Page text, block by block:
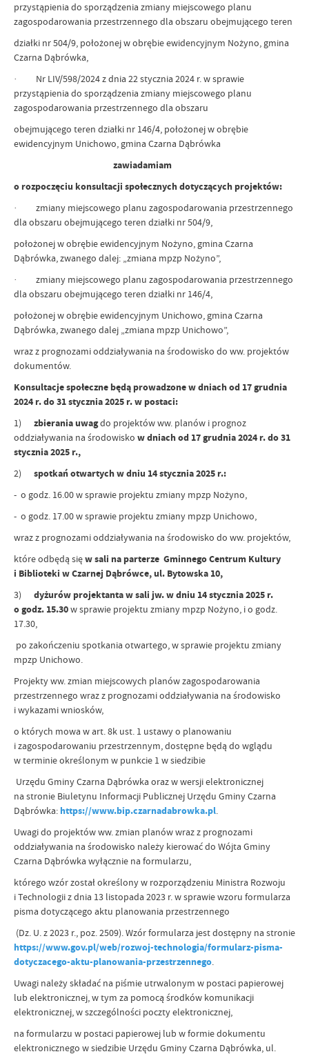
przystąpienia do sporządzenia zmiany miejscowego planu
zagospodarowania przestrzennego dla obszaru obejmującego teren
działki nr 504/9, położonej w obrębie ewidencyjnym Nożyno, gmina
Czarna Dąbrówka,
· Nr LIV/598/2024 z dnia 22 stycznia 2024 r. w sprawie
przystąpienia do sporządzenia zmiany miejscowego planu
zagospodarowania przestrzennego dla obszaru
obejmującego teren działki nr 146/4, położonej w obrębie
ewidencyjnym Unichowo, gmina Czarna Dąbrówka
zawiadamiam
o rozpoczęciu konsultacji społecznych dotyczących projektów:
· zmiany miejscowego planu zagospodarowania przestrzennego
dla obszaru obejmującego teren działki nr 504/9,
położonej w obrębie ewidencyjnym Nożyno, gmina Czarna
Dąbrówka, zwanego dalej: „zmiana mpzp Nożyno”,
· zmiany miejscowego planu zagospodarowania przestrzennego
dla obszaru obejmującego teren działki nr 146/4,
położonej w obrębie ewidencyjnym Unichowo, gmina Czarna
Dąbrówka, zwanego dalej „zmiana mpzp Unichowo”,
wraz z prognozami oddziaływania na środowisko do ww. projektów
dokumentów.
Konsultacje społeczne będą prowadzone w dniach od 17 grudnia
2024 r. do 31 stycznia 2025 r. w postaci:
1) zbierania uwagdo projektów ww. planów i prognoz
oddziaływania na środowisko w dniach od 17 grudnia 2024 r. do 31
stycznia 2025 r.,
2) spotkań otwartych w dniu 14 stycznia 2025 r.:
- o godz. 16.00 w sprawie projektu zmiany mpzp Nożyno,
- o godz. 17.00 w sprawie projektu zmiany mpzp Unichowo,
wraz z prognozami oddziaływania na środowisko do ww. projektów,
które odbędą sięw sali na parterze Gminnego Centrum Kultury
i Biblioteki w Czarnej Dąbrówce, ul. Bytowska 10,
3) dyżurów projektanta w sali jw. w dniu 14 stycznia 2025 r.
o godz. 15.30w sprawie projektu zmiany mpzp Nożyno, i o godz.
17.30,
po zakończeniu spotkania otwartego, w sprawie projektu zmiany
mpzp Unichowo.
Projekty ww. zmian miejscowych planów zagospodarowania
przestrzennego wraz z prognozami oddziaływania na środowisko
i wykazami wniosków,
o których mowa w art. 8k ust. 1 ustawy o planowaniu
i zagospodarowaniu przestrzennym, dostępne będą do wglądu
w terminie określonym w punkcie 1 w siedzibie
Urzędu Gminy Czarna Dąbrówka oraz w wersji elektronicznej
na stronie Biuletynu Informacji Publicznej Urzędu Gminy Czarna
Dąbrówka: https://www.bip.czarnadabrowka.pl.
Uwagi do projektów ww. zmian planów wraz z prognozami
oddziaływania na środowisko należy kierować do Wójta Gminy
Czarna Dąbrówka wyłącznie na formularzu,
którego wzór został określony w rozporządzeniu Ministra Rozwoju
i Technologii z dnia 13 listopada 2023 r. w sprawie wzoru formularza
pisma dotyczącego aktu planowania przestrzennego
(Dz. U. z 2023 r., poz. 2509). Wzór formularza jest dostępny na stronie
https://www.gov.pl/web/rozwoj-technologia/formularz-pisma-
dotyczacego-aktu-planowania-przestrzennego.
Uwagi należy składać na piśmie utrwalonym w postaci papierowej
lub elektronicznej, w tym za pomocą środków komunikacji
elektronicznej, w szczególności poczty elektronicznej,
na formularzu w postaci papierowej lub w formie dokumentu
elektronicznego w siedzibie Urzędu Gminy Czarna Dąbrówka, ul.